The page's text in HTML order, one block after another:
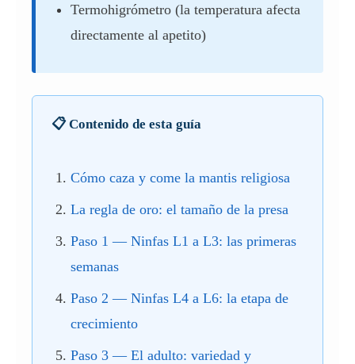
Termohigrómetro (la temperatura afecta
directamente al apetito)
📋 Contenido de esta guía
Cómo caza y come la mantis religiosa
La regla de oro: el tamaño de la presa
Paso 1 — Ninfas L1 a L3: las primeras
semanas
Paso 2 — Ninfas L4 a L6: la etapa de
crecimiento
Paso 3 — El adulto: variedad y